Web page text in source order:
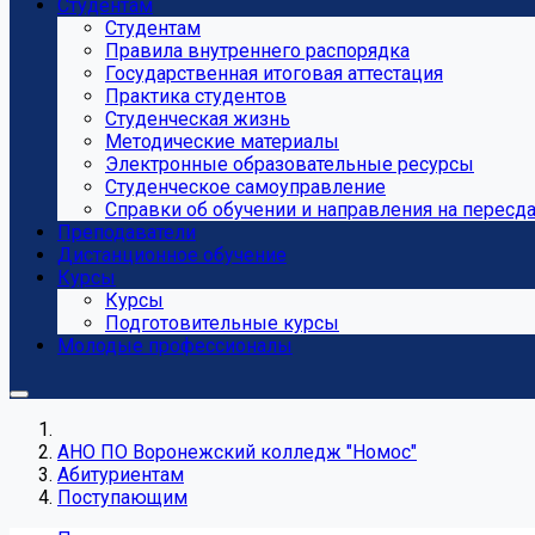
Студентам
Студентам
Правила внутреннего распорядка
Государственная итоговая аттестация
Практика студентов
Студенческая жизнь
Методические материалы
Электронные образовательные ресурсы
Студенческое самоуправление
Справки об обучении и направления на
Преподаватели
Дистанционное обучение
Курсы
Курсы
Подготовительные курсы
Молодые профессионалы
АНО ПО Воронежский колледж "Номос"
Абитуриентам
Поступающим